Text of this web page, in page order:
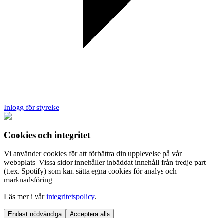
Inlogg för styrelse
Cookies och integritet
Vi använder cookies för att förbättra din upplevelse på vår
webbplats. Vissa sidor innehåller inbäddat innehåll från tredje part
(t.ex. Spotify) som kan sätta egna cookies för analys och
marknadsföring.
Läs mer i vår integritetspolicy.
Endast nödvändiga Acceptera alla